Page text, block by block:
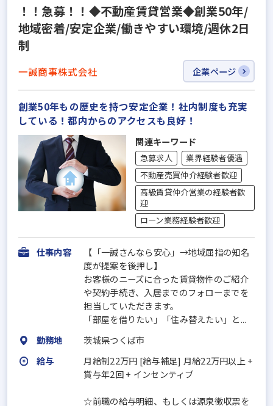
！！急募！！◆不動産賃貸営業◆創業50年/
地域密着/安定企業/働きやすい環境/週休2日
制
一誠商事株式会社 企業ページ
創業50年もの歴史を持つ安定企業！社内制度も充実
している！都内からのアクセスも良好！
関連キーワード
急募求人
業界経験者優遇
不動産売買仲介経験者歓迎
高級賃貸仲介営業の経験者歓
迎
ローン業務経験者歓迎
仕事内容
【「一誠さんなら安心」→地域屈指の知名
度が提案を後押し】
お客様のニーズに合った賃貸物件のご紹介
や契約手続き、入居までのフォローまでを
担当していただきます。
「部屋を借りたい」「住み替えたい」と...
勤務地
茨城県つくば市
給与
月給制22万円 [給与補足] 月給22万円以上 +
賞与年2回 + インセンティブ
☆前職の給与明細、もしくは源泉徴収票を